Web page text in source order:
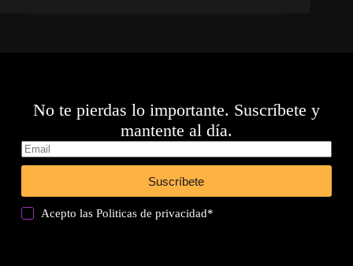
No te pierdas lo importante. Suscríbete y
mantente al día.
Suscríbete
Acepto lasPoliticas de privacidad*